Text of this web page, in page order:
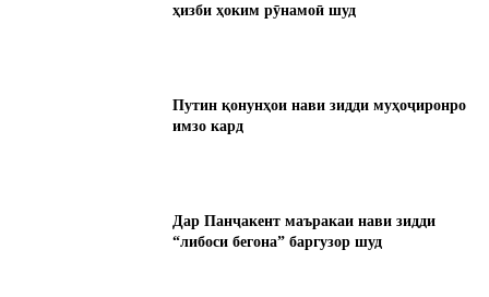
ҳизби ҳоким рӯнамоӣ шуд
Путин қонунҳои нави зидди муҳоҷиронро
имзо кард
Дар Панҷакент маъракаи нави зидди
“либоси бегона” баргузор шуд